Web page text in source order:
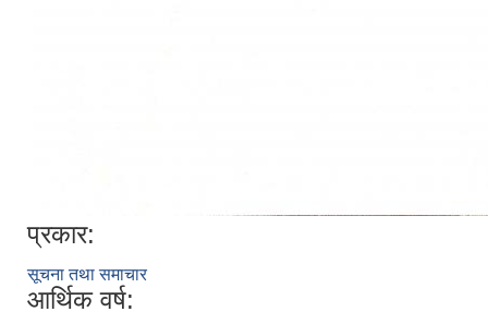
प्रकार:
सूचना तथा समाचार
आर्थिक वर्ष: